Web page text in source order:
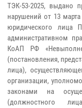
ТЭК-53-2025, выдано
нарушений от 13
юридического лица
административном
КоАП РФ
(постановления,
лица),
организации,
законами на
(должностного